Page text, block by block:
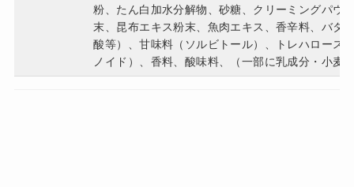
粉、たん白加水分解物、砂糖、クリーミングパウ
末、昆布エキス粉末、魚肉エキス、香辛料、バタ
酸等）、甘味料（ソルビトール）、トレハロース
ノイド）、香料、酸味料、（一部に乳成分・小麦